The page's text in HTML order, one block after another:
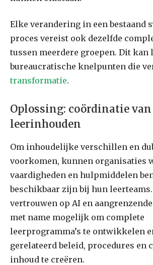
Elke verandering in een bestaand
proces vereist ook dezelfde
tussen meerdere groepen. Dit kan
bureaucratische knelpunten die
transformatie.
Oplossing: coördinatie van
leerinhouden
Om inhoudelijke verschillen en
voorkomen, kunnen organisaties
vaardigheden en hulpmiddelen
beschikbaar zijn bij hun
vertrouwen op AI en
met name mogelijk om complete
leerprogramma’s te ontwikkelen
gerelateerd beleid, procedures en
inhoud te creëren.